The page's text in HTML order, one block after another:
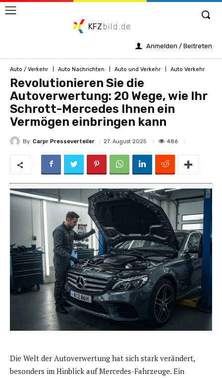
KFZ bild.de
Anmelden / Beitreten
Auto / Verkehr Auto Nachrichten Auto und Verkehr Auto Verkehr
Revolutionieren Sie die
Autoverwertung: 20 Wege, wie Ihr
Schrott-Mercedes Ihnen ein
Vermögen einbringen kann
By Carpr Presseverteiler 27. August 2025 486
Die Welt der Autoverwertung hat sich stark verändert,
besonders im Hinblick auf Mercedes-Fahrzeuge. Ein